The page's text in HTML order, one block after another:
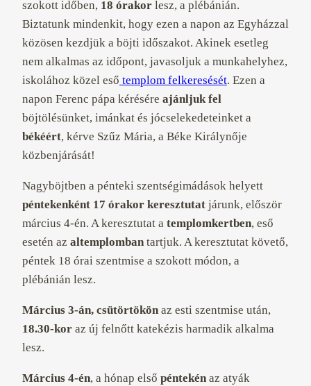
szokott időben, 18 órakor lesz, a plébánián.
Biztatunk mindenkit, hogy ezen a napon az Egyházzal
közösen kezdjük a böjti időszakot. Akinek esetleg
nem alkalmas az időpont, javasoljuk a munkahelyhez,
iskolához közel eső templom felkeresését. Ezen a
napon Ferenc pápa kérésére ajánljuk fel
böjtölésünket, imánkat és jócselekedeteinket a
békéért, kérve Szűz Mária, a Béke Királynője
közbenjárását!
Nagyböjtben a pénteki szentségimádások helyett
péntekenként 17 órakor keresztutat járunk, először
március 4-én. A keresztutat a templomkertben, eső
esetén az altemplomban tartjuk. A keresztutat követő,
péntek 18 órai szentmise a szokott módon, a
plébánián lesz.
Március 3-án, csütörtökön az esti szentmise után,
18.30-kor az új felnőtt katekézis harmadik alkalma
lesz.
Március 4-én, a hónap első péntekén az atyák